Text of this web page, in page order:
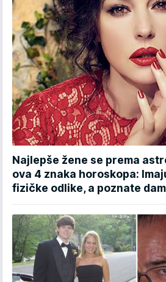
Najlepše žene se prema
ova 4 znaka horoskopa:
fizičke odlike, a poznate